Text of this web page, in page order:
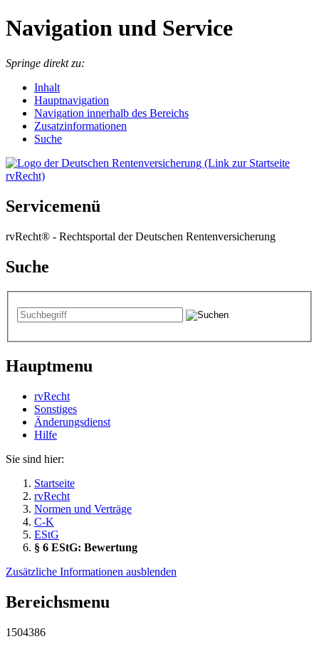
Navigation und Service
Springe direkt zu:
Inhalt
Hauptnavigation
Navigation innerhalb des Bereichs
Zusatzinformationen
Suche
Servicemenü
rvRecht® - Rechtsportal der Deutschen Rentenversicherung
Suche
Hauptmenu
rvRecht
Sonstiges
Änderungsdienst
Hil­fe
Sie sind hier:
Startseite
rvRecht
Normen und Verträge
C-K
EStG
§ 6 EStG: Bewertung
Zusätzliche Informationen ausblenden
Bereichsmenu
1504386